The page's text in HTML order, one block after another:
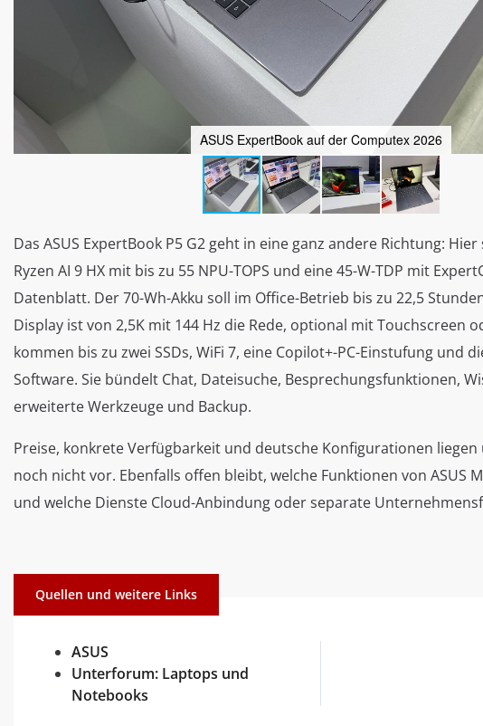
ASUS ExpertBook auf der Computex 2026
Das ASUS ExpertBook P5 G2 geht in eine ganz andere Richtung:
Ryzen AI 9 HX mit bis zu 55 NPU-TOPS und eine 45-W-TDP mit
Datenblatt. Der 70-Wh-Akku soll im Office-Betrieb bis zu 22,5
Display ist von 2,5K mit 144 Hz die Rede, optional mit Touchscreen
kommen bis zu zwei SSDs, WiFi 7, eine Copilot+-PC-Einstufung und
Software. Sie bündelt Chat, Dateisuche, Besprechungsfunktionen,
erweiterte Werkzeuge und Backup.
Preise, konkrete Verfügbarkeit und deutsche Konfigurationen
noch nicht vor. Ebenfalls offen bleibt, welche Funktionen von ASUS
und welche Dienste Cloud-Anbindung oder separate
Quellen und weitere Links
ASUS
Unterforum: Laptops und
Notebooks